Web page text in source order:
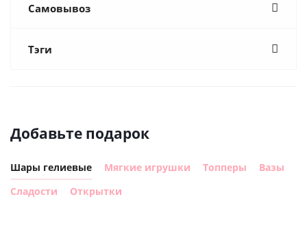
Самовывоз
Тэги
Добавьте подарок
Шары гелиевые Мягкие игрушки Топперы
Вазы
Сладости
Открытки